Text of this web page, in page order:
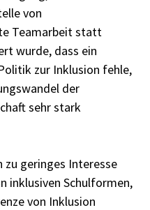
von
Teamarbeit statt
wurde, dass ein
zur Inklusion fehle,
der
sehr stark
geringes Interesse
inklusiven Schulformen,
von Inklusion